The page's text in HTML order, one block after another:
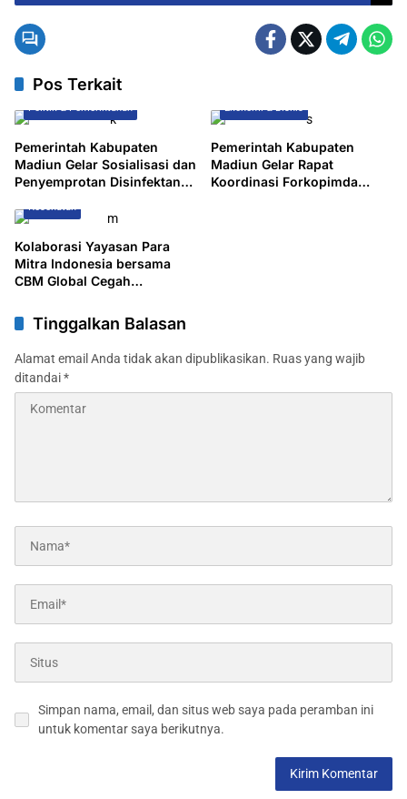
Massa Demo Di Polres Jombang
Pos Terkait
Politik & Pemerintahan
Pemerintah Kabupaten
Madiun Gelar Sosialisasi dan
Penyemprotan Disinfektan
Mulut dan Kuku (PMK)
Ekonomi & Bisnis
Pemerintah Kabupaten
Madiun Gelar Rapat
Koordinasi Forkopimda
Kesehatan
Kolaborasi Yayasan Para
Mitra Indonesia bersama
CBM Global Cegah
SMPN 1 Saradan
Tinggalkan Balasan
Alamat email Anda tidak akan dipublikasikan. Ruas yang wajib
ditandai*
Simpan nama, email, dan situs web saya pada peramban ini
untuk komentar saya berikutnya.